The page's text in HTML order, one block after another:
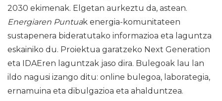
2030 ekimenak. Elgetan aurkeztu da, astean.
Energiaren Puntuak energia-komunitateen
sustapenera bideratutako informazioa eta laguntza
eskainiko du. Proiektua garatzeko Next Generation
eta IDAEren laguntzak jaso dira. Bulegoak lau lan
ildo nagusi izango ditu: online bulegoa, laborategia,
ernamuina eta dibulgazioa eta ahalduntzea.